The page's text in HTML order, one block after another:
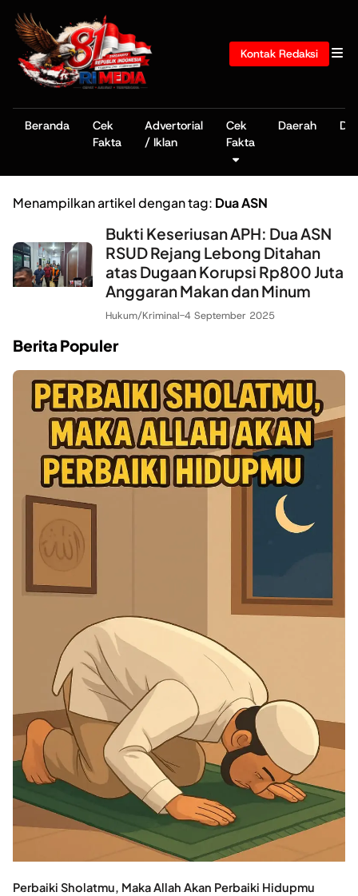
Kontak Redaksi
Beranda
Cek
Fakta
Advertorial
/ Iklan
Cek
Fakta
Daerah
Menampilkan artikel dengan tag: Dua ASN
Bukti Keseriusan APH: Dua ASN
RSUD Rejang Lebong Ditahan
atas Dugaan Korupsi Rp800 Juta
Anggaran Makan dan Minum
Hukum/Kriminal-4 September 2025
Berita Populer
Perbaiki Sholatmu, Maka Allah Akan Perbaiki Hidupmu